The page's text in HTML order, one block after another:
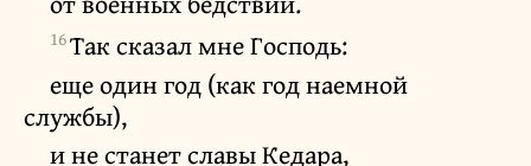
16Так сказал мне Господь:
еще один год (как год наемной
службы),
и не станет славы Кедара,